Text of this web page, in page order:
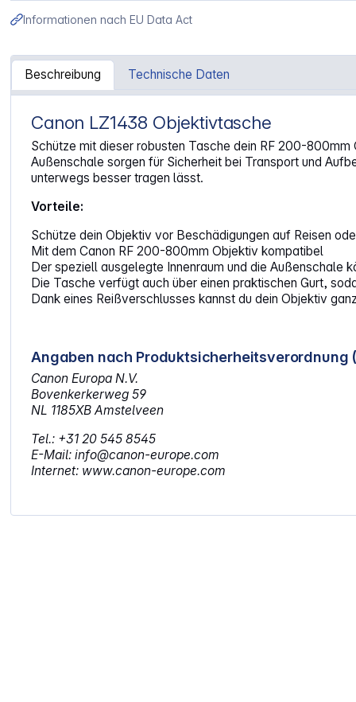
Informationen nach EU Data Act
Beschreibung Technische Daten
Artikelinformationen "Canon Objektivbeutel LZ 1438"
Canon LZ1438 Objektivtasche
Schütze mit dieser robusten Tasche dein RF 200-
Außenschale sorgen für Sicherheit bei Transport und
unterwegs besser tragen lässt.
Vorteile:
Schütze dein Objektiv vor Beschädigungen auf Reisen
Mit dem Canon RF 200-800mm Objektiv kompatibel
Der speziell ausgelegte Innenraum und die Außenschale
Die Tasche verfügt auch über einen praktischen Gurt,
Dank eines Reißverschlusses kannst du dein Objektiv
Angaben nach Produktsicherheitsverordnung
Canon Europa N.V.
Bovenkerkerweg 59
NL 1185XB Amstelveen
Tel.: +31 20 545 8545
E-Mail: info@canon-europe.com
Internet: www.canon-europe.com